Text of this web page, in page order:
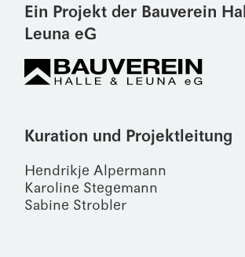
Ein Projekt der Bauverein
Leuna eG
Kuration und Projektleitung
Hendrikje Alpermann
Karoline Stegemann
Sabine Strobler